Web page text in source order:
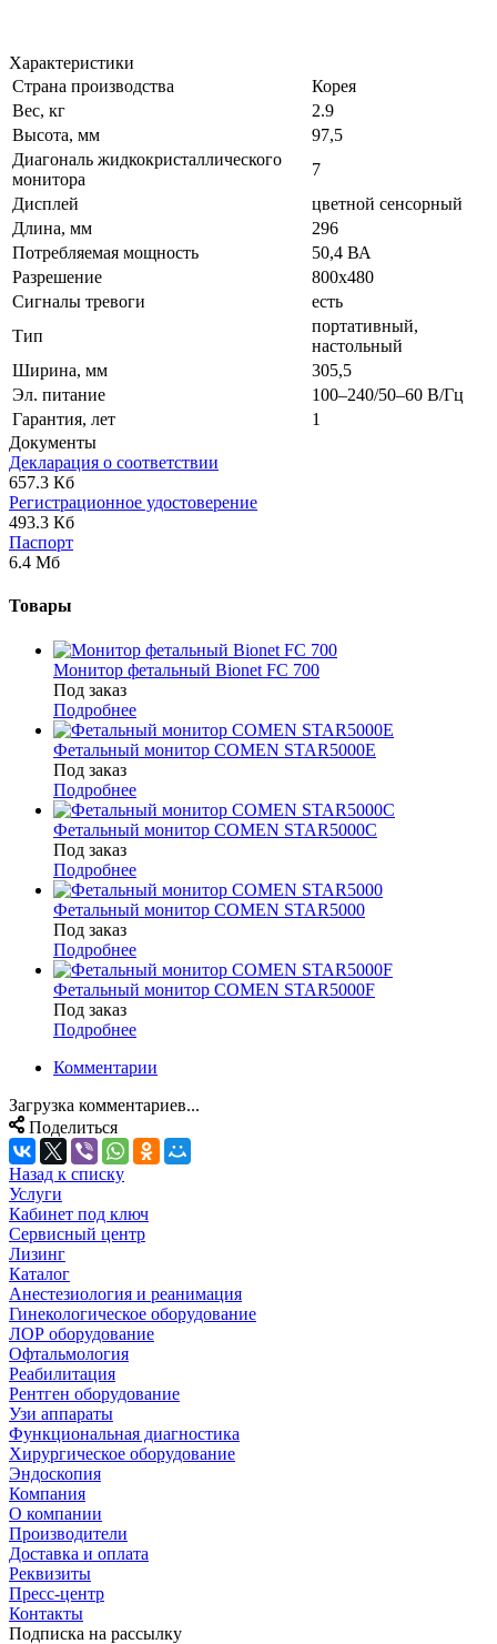
Характеристики
Страна производства
Корея
Вес, кг
2.9
Высота, мм
97,5
Диагональ жидкокристаллического
монитора
7
Дисплей
цветной сенсорный
Длина, мм
296
Потребляемая мощность
50,4 ВА
Разрешение
800х480
Сигналы тревоги
есть
Тип
портативный,
настольный
Ширина, мм
305,5
Эл. питание
100–240/50–60 В/Гц
Гарантия, лет
1
Документы
Декларация о соответствии
657.3 Кб
Регистрационное удостоверение
493.3 Кб
Паспорт
6.4 Мб
Товары
Монитор фетальный Bionet FC 700
Под заказ
Подробнее
Фетальный монитор COMEN STAR5000E
Под заказ
Подробнее
Фетальный монитор COMEN STAR5000C
Под заказ
Подробнее
Фетальный монитор COMEN STAR5000
Под заказ
Подробнее
Фетальный монитор COMEN STAR5000F
Под заказ
Подробнее
Комментарии
Загрузка комментариев...
Поделиться
Назад к списку
Услуги
Кабинет под ключ
Сервисный центр
Лизинг
Каталог
Анестезиология и реанимация
Гинекологическое оборудование
ЛОР оборудование
Офтальмология
Реабилитация
Рентген оборудование
Узи аппараты
Функциональная диагностика
Хирургическое оборудование
Эндоскопия
Компания
О компании
Производители
Доставка и оплата
Реквизиты
Пресс-центр
Контакты
Подписка на рассылку